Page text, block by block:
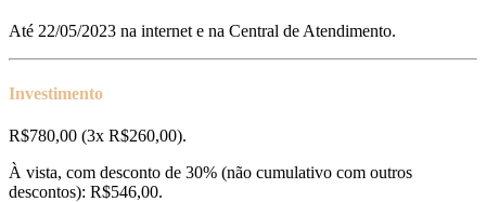
Até 22/05/2023 na internet e na Central de Atendimento.
Investimento
R$780,00 (3x R$260,00).
À vista, com desconto de 30% (não cumulativo com outros
descontos): R$546,00.